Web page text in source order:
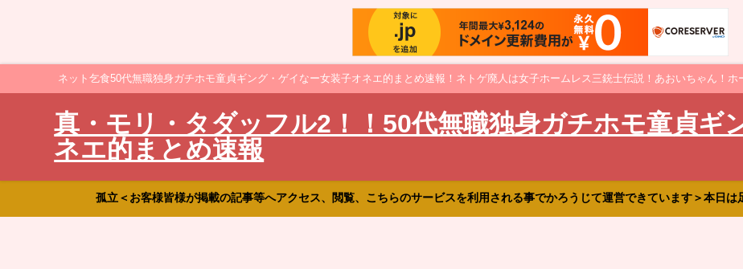
ネット乞食50代無職独身ガチホモ童貞ギング・ゲイなー女装子オネエ的まとめ速報！ネトゲ廃人は女子ホームレス三銃士伝説！あおいちゃん！ホ
真・モリ・タダッフル2！！50代無職独身ガチホモ童貞ギ
ネエ的まとめ速報
孤立＜お客様皆様が掲載の記事等へアクセス、閲覧、こちらのサービスを利用される事でかろうじて運営できています＞本日は